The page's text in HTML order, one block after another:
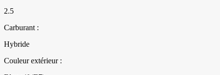
2.5
Carburant :
Hybride
Couleur extérieur :